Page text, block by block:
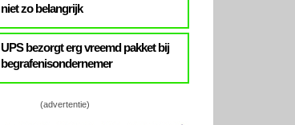
niet zo belangrijk
UPS bezorgt erg vreemd pakket bij
begrafenisondernemer
(advertentie)